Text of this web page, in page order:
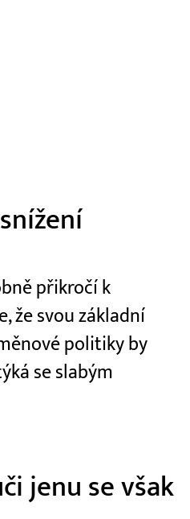
přikročí k
že svou základní
politiky by
se slabým
jenu se však